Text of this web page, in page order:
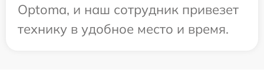
Optoma, и наш сотрудник привезет
технику в удобное место и время.